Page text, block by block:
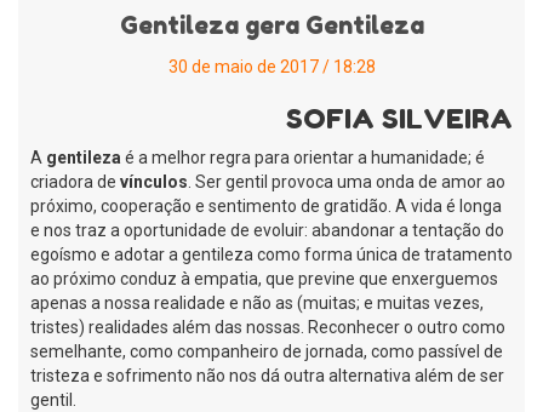
Gentileza gera Gentileza
30 de maio de 2017 / 18:28
SOFIA SILVEIRA
A gentileza é a melhor regra para orientar a humanidade; é
criadora de vínculos . Ser gentil provoca uma onda de amor ao
próximo, cooperação e sentimento de gratidão. A vida é longa
e nos traz a oportunidade de evoluir: abandonar a tentação do
egoísmo e adotar a gentileza como forma única de tratamento
ao próximo conduz à empatia, que previne que enxerguemos
apenas a nossa realidade e não as (muitas; e muitas vezes,
tristes) realidades além das nossas. Reconhecer o outro como
semelhante, como companheiro de jornada, como passível de
tristeza e sofrimento não nos dá outra alternativa além de ser
gentil.